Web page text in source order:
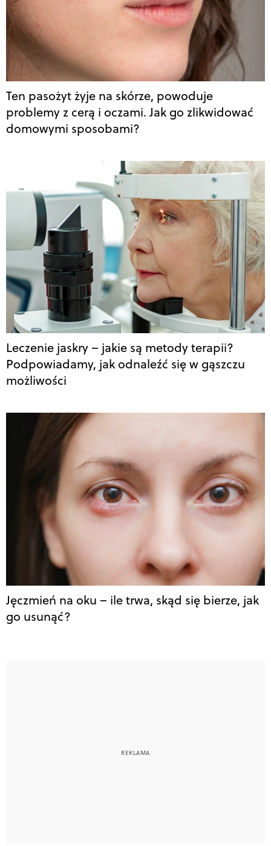
Ten pasożyt żyje na skórze, powoduje
problemy z cerą i oczami. Jak go zlikwidować
domowymi sposobami?
Leczenie jaskry – jakie są metody terapii?
Podpowiadamy, jak odnaleźć się w gąszczu
możliwości
Jęczmień na oku – ile trwa, skąd się bierze, jak
go usunąć?